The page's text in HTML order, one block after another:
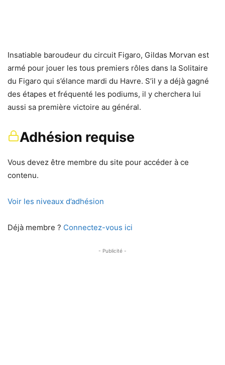
Insatiable baroudeur du circuit Figaro, Gildas Morvan est
armé pour jouer les tous premiers rôles dans la Solitaire
du Figaro qui s’élance mardi du Havre. S’il y a déjà gagné
des étapes et fréquenté les podiums, il y cherchera lui
aussi sa première victoire au général.
Adhésion requise
Vous devez être membre du site pour accéder à ce
contenu.
Voir les niveaux d’adhésion
Déjà membre ? Connectez-vous ici
- Publicité -